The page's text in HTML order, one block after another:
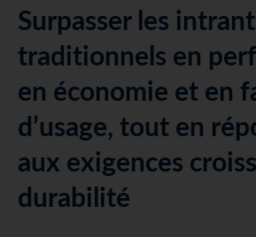
Surpasser les
traditionnels en
en économie et en
d’usage, tout en
aux exigences
durabilité